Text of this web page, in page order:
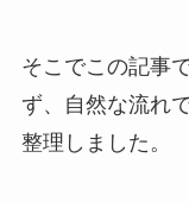
そこでこの記事
ず、自然な流れ
整理しました。